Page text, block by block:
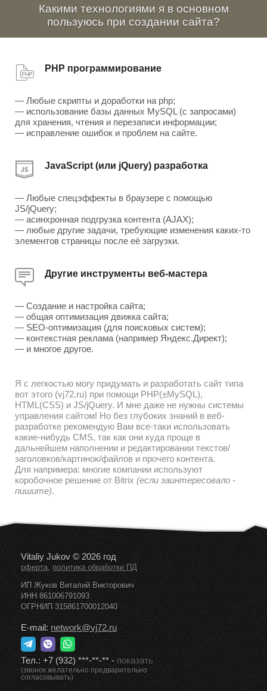
Какими технологиями я в основном
пользуюсь при создании сайта?
PHP программирование
— Любые скрипты и доработки на php;
— использование базы данных MySQL (с запросами)
для хранения, чтения и перезаписи информации;
— исправление ошибок и проблем на сайте.
JavaScript (или jQuery) разработка
— Любые спецэффекты в браузере с помощью
JS/jQuery;
— асинхронная подгрузка контента (AJAX);
— любые другие задачи, требующие изменения каких-то
элементов страницы после её загрузки.
Другие инструменты веб-мастера
— Создание и настройка сайта;
— общая оптимизация движка сайта;
— SEO-оптимизация (для поисковых систем);
— контекстная реклама (например Яндекс.Директ);
— и многое другое.
Я с легкостью могу придумать и разработать сайт типа
вот этого (vj72.ru) при помощи PHP(±MySQL),
HTML(CSS) и JS/jQuery. И мне даже не нужны системы
управления сайтом! Но без глубоких знаний в веб-
разработке рекомендую Вам все-таки использовать
какие-нибудь CMS, так как они куда проще в
дальнейшем наполнении и редактировании текстов/
заголовков/картинок/файлов и прочего контента.
Для напримера: многие компании используют
коробочное решение от Bitrix (если заинтересовало -
пишите).
Vitaliy Jukov © 2026 год
оферта,политика обработки ПД
ИП Жуков Виталий Викторович
ИНН 861006791093
ОГРНИП 315861700012040
E-mail:network@vj72.ru
Тел.:+7 (932) ***-**-**-показать
(звонок желательно предварительно
согласовывать)